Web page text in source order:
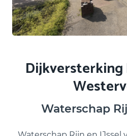
Dijkversterking
Waterschap